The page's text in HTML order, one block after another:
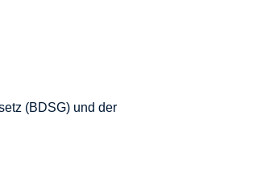
(BDSG) und der